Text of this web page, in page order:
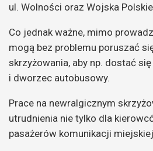
ul. Wolności oraz Wojska
Co jednak ważne, mimo
mogą bez problemu poruszać
skrzyżowania, aby np. dostać
i dworzec autobusowy.
Prace na newralgicznym
utrudnienia nie tylko dla
pasażerów komunikacji